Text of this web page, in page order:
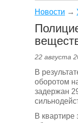
Новости →
22 августа
В
оборотом
задержан
В квартире